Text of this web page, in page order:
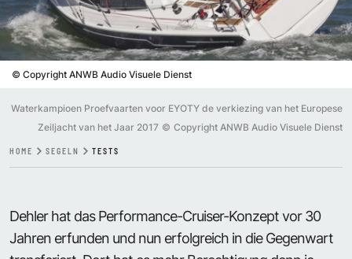
© Copyright ANWB Audio Visuele Dienst
Waterkampioen Proefvaarten voor EYOTY de verkiezing van het Europese
Zeiljacht van het Jaar 2017 © Copyright ANWB Audio Visuele Dienst
HOME SEGELN TESTS
Dehler hat das Performance-Cruiser-Konzept vor 30
Jahren erfunden und nun erfolgreich in die Gegenwart